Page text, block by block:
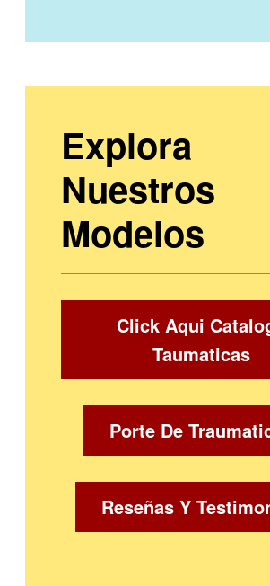
Explora
Nuestros
Modelos
Click Aqui
Taumaticas
Porte De
Reseñas Y